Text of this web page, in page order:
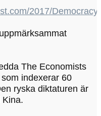
2017/
The Economists
indexerar 60
ryska diktaturen är
Kina.